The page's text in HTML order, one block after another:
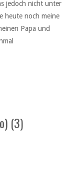
jedoch nicht unter
heute noch meine
Papa und
(3)